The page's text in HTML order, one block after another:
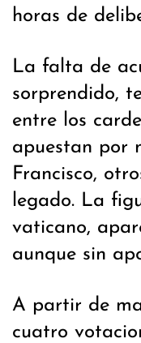
horas de
La falta de
sorprendido,
entre los
apuestan por
Francisco,
legado. La
vaticano,
aunque sin
A partir de
cuatro